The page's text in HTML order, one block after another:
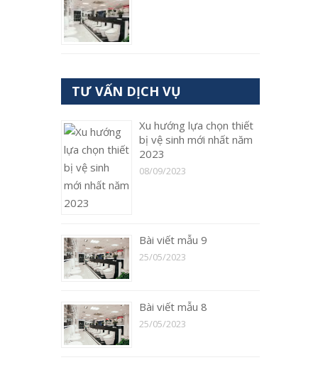
TƯ VẤN DỊCH VỤ
Xu hướng lựa chọn thiết
bị vệ sinh mới nhất năm
2023
08/09/2023
Bài viết mẫu 9
25/05/2023
Bài viết mẫu 8
25/05/2023